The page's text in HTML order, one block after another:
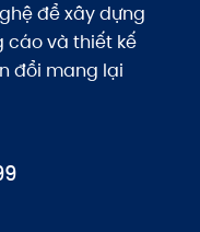
để xây dựng
cáo và thiết kế
đổi mang lại